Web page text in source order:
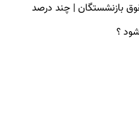
بازنشستگان | چند درصد
؟